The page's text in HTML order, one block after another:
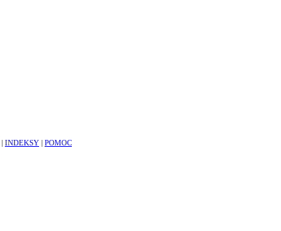
INDEKSY
POMOC